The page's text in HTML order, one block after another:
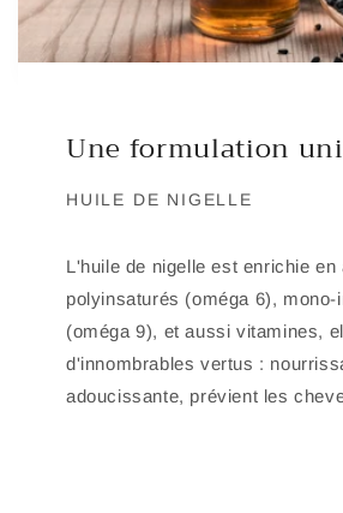
Une formulation
HUILE DE NIGELLE
L'huile de nigelle est enrichie en
polyinsaturés (oméga 6), mono-
(oméga 9), et aussi vitamines,
d'innombrables vertus :
adoucissante, prévient les